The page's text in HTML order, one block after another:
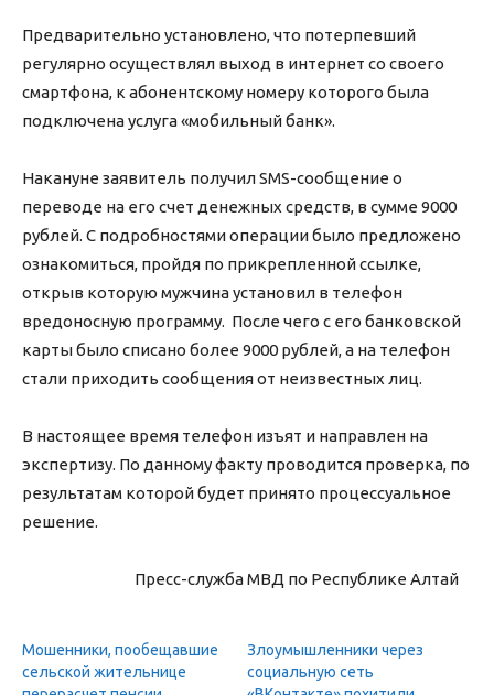
Предварительно установлено, что потерпевший
регулярно осуществлял выход в интернет со своего
смартфона, к абонентскому номеру которого была
подключена услуга «мобильный банк».
Накануне заявитель получил SMS-сообщение о
переводе на его счет денежных средств, в сумме 9000
рублей. С подробностями операции было предложено
ознакомиться, пройдя по прикрепленной ссылке,
открыв которую мужчина установил в телефон
вредоносную программу. После чего с его банковской
карты было списано более 9000 рублей, а на телефон
стали приходить сообщения от неизвестных лиц.
В настоящее время телефон изъят и направлен на
экспертизу. По данному факту проводится проверка, по
результатам которой будет принято процессуальное
решение.
Пресс-служба МВД по Республике Алтай
Мошенники, пообещавшие
сельской жительнице
Злоумышленники через
социальную сеть